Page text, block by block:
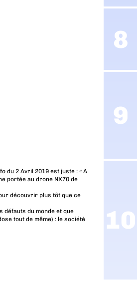
du 2 Avril 2019 est juste : « A
portée au drone NX70 de
découvrir plus tôt que ce
défauts du monde et que
tout de même) : le société